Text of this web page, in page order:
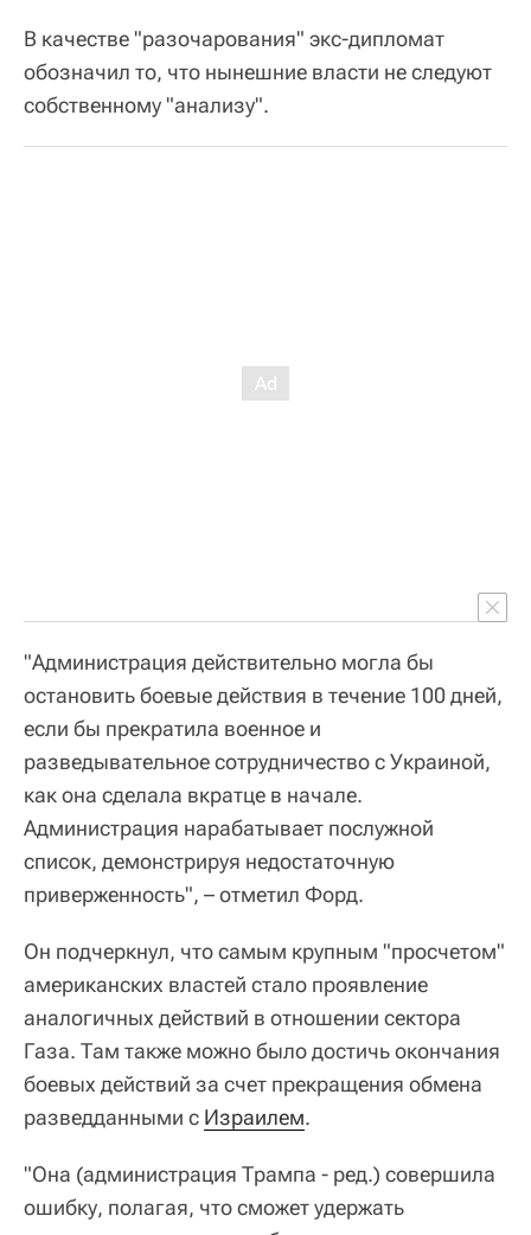
В качестве "разочарования" экс-дипломат
обозначил то, что нынешние власти не следуют
собственному "анализу".
"Администрация действительно могла бы
остановить боевые действия в течение 100 дней,
если бы прекратила военное и
разведывательное сотрудничество с Украиной,
как она сделала вкратце в начале.
Администрация нарабатывает послужной
список, демонстрируя недостаточную
приверженность", – отметил Форд.
Он подчеркнул, что самым крупным "просчетом"
американских властей стало проявление
аналогичных действий в отношении сектора
Газа. Там также можно было достичь окончания
боевых действий за счет прекращения обмена
разведданными с Израилем.
"Она (администрация Трампа - ред.) совершила
ошибку, полагая, что сможет удержать